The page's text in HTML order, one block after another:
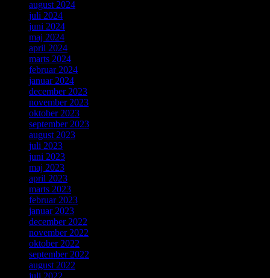
august 2024
juli 2024
juni 2024
maj 2024
april 2024
marts 2024
februar 2024
januar 2024
december 2023
november 2023
oktober 2023
september 2023
august 2023
juli 2023
juni 2023
maj 2023
april 2023
marts 2023
februar 2023
januar 2023
december 2022
november 2022
oktober 2022
september 2022
august 2022
juli 2022